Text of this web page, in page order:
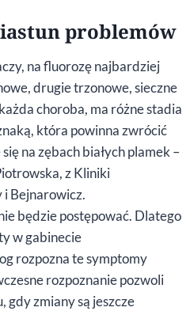
problemów
na fluorozę najbardziej
drugie trzonowe, sieczne
choroba, ma różne stadia
która powinna zwrócić
na zębach białych plamek –
z Kliniki
Bejnarowicz.
będzie postępować. Dlatego
w gabinecie
rozpozna te symptomy
rozpoznanie pozwoli
gdy zmiany są jeszcze